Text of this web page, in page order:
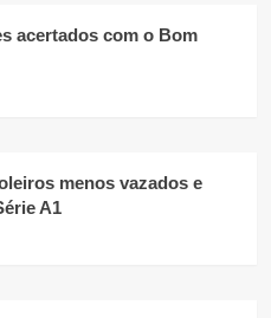
acertados com o Bom
menos vazados e
A1